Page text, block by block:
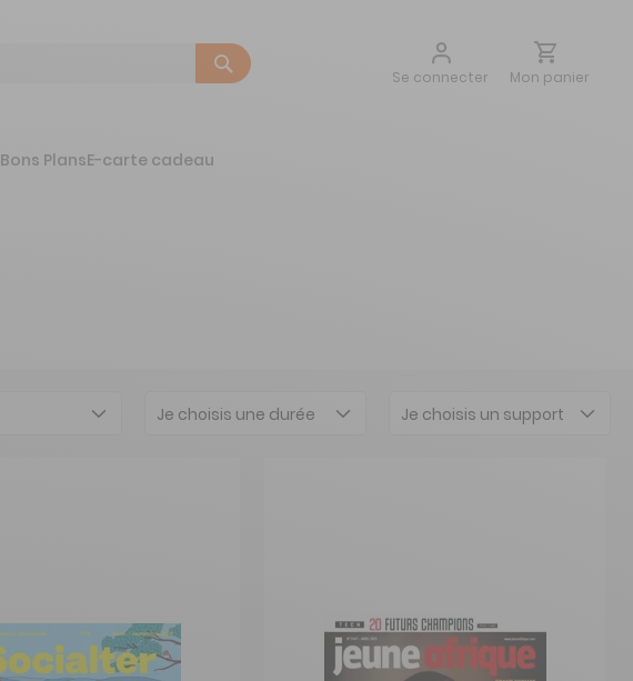
Se connecter
Aller
Mon panier
Bons PlansE-carte cadeau
Je choisis une durée Je choisis un support